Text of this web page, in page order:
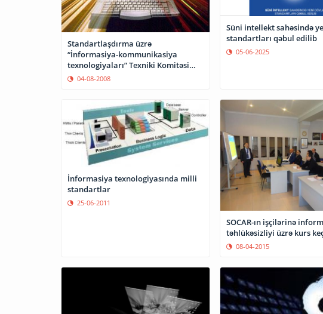
Standartlaşdırma üzrə
“İnformasiya-kommunikasiya
texnologiyaları” Texniki Komitəsi
yaradılıb
04-08-2008
Süni intellekt sahəsində
standartları qəbul edilib
05-06-2025
İnformasiya texnologiyasında milli
standartlar
25-06-2011
SOCAR-ın işçilərinə
təhlükəsizliyi üzrə kurs
08-04-2015